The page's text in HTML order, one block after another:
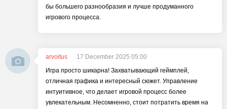
бы большего разнообразия и лучше продуманного
игрового процесса.
arvoitus
17 December 2025 05:00
Игра просто шикарна! Захватывающий геймплей,
отличная графика и интересный сюжет. Управление
интуитивное, что делает игровой процесс более
увлекательным. Несомненно, стоит потратить время на